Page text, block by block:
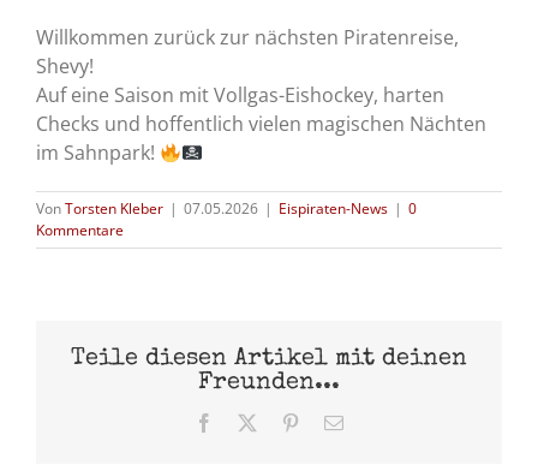
Willkommen zurück zur nächsten Piratenreise,
Shevy!
Auf eine Saison mit Vollgas-Eishockey, harten
Checks und hoffentlich vielen magischen Nächten
im Sahnpark!
VonTorsten Kleber | 07.05.2026 | Eispiraten-News | 0
Kommentare
Teile diesen Artikel mit deinen
Freunden...
Facebook Pinterest
E-